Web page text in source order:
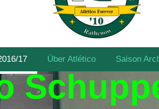
17 Über Atlético Saison